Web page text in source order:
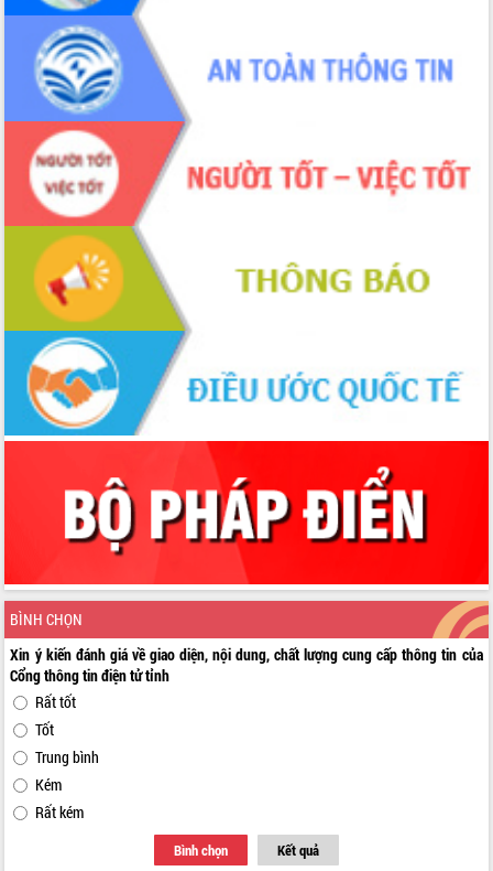
BÌNH CHỌN
Xin ý kiến đánh giá về giao diện, nội dung, chất lượng cung cấp thông tin của
Cổng thông tin điện tử tỉnh
Rất tốt
Tốt
Trung bình
Kém
Rất kém
Bình chọn Kết quả